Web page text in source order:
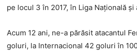
pe locul 3 în 2017, în Liga Națională
Acum 12 ani, ne-a părăsit atacantul
goluri, la Internacional 42 goluri în